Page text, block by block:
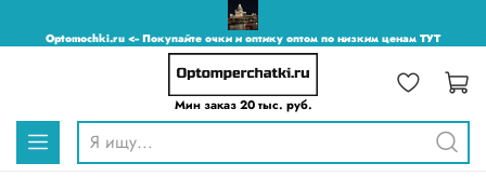
Optomochki.ru <-- Покупайте очки и оптику оптом по низким ценам ТУТ
Мин заказ 20 тыс. руб.